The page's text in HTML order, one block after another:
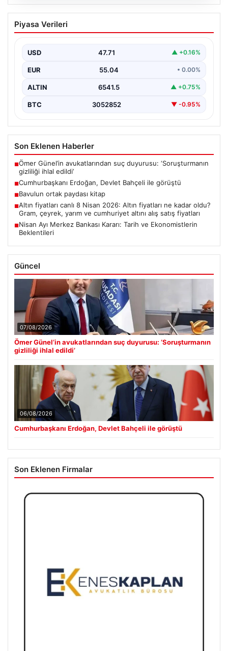
Cumhurbaşkanı Erdoğan, Devlet
Bahçeli ile görüştü
Piyasa Verileri
USD 47.71 ▲ +0.16%
EUR 55.04 • 0.00%
ALTIN 6541.5 ▲ +0.75%
BTC 3052852 ▼ -0.95%
Son Eklenen Haberler
■Ömer Günel’in avukatlarından suç duyurusu: ‘Soruşturmanın
gizliliği ihlal edildi’
■Cumhurbaşkanı Erdoğan, Devlet Bahçeli ile görüştü
■Bavulun ortak paydası kitap
■Altın fiyatları canlı 8 Nisan 2026: Altın fiyatları ne kadar oldu?
Gram, çeyrek, yarım ve cumhuriyet altını alış satış fiyatları
■Nisan Ayı Merkez Bankası Kararı: Tarih ve Ekonomistlerin
Beklentileri
Güncel
07/08/2026
Ömer Günel’in avukatlarından suç duyurusu: ‘Soruşturmanın
gizliliği ihlal edildi’
06/08/2026
Cumhurbaşkanı Erdoğan, Devlet Bahçeli ile görüştü
Son Eklenen Firmalar